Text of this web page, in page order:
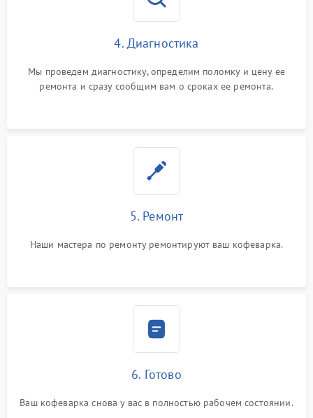
4. Диагностика
Мы проведем диагностику, определим поломку и цену ее
ремонта и сразу сообщим вам о сроках ее ремонта.
5. Ремонт
Наши мастера по ремонту ремонтируют ваш кофеварка.
6. Готово
Ваш кофеварка снова у вас в полностью рабочем состоянии.